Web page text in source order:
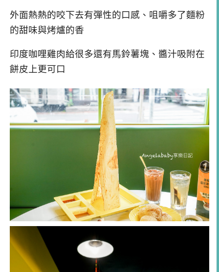
外面熱熱的咬下去有彈性的口感、咀嚼多了麵粉
的甜味與烤爐的香
印度咖哩雞肉給很多還有馬鈴薯塊、醬汁吸附在
餅皮上更可口